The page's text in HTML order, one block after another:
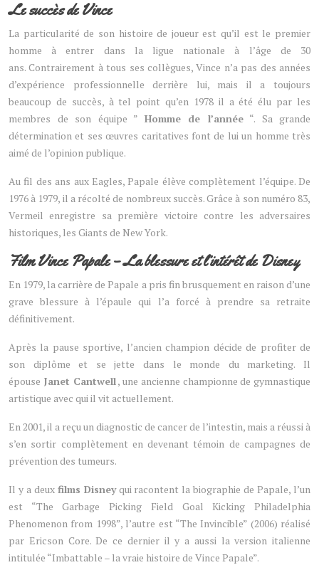
Le succès de Vince
La particularité de son histoire de joueur est qu’il est le premier
homme à entrer dans la ligue nationale à l’âge de 30
ans. Contrairement à tous ses collègues, Vince n’a pas des années
d’expérience professionnelle derrière lui, mais il a toujours
beaucoup de succès, à tel point qu’en 1978 il a été élu par les
membres de son équipe ” Homme de l’année“. Sa grande
détermination et ses œuvres caritatives font de lui un homme très
aimé de l’opinion publique.
Au fil des ans aux Eagles, Papale élève complètement l’équipe. De
1976 à 1979, il a récolté de nombreux succès. Grâce à son numéro 83,
Vermeil enregistre sa première victoire contre les adversaires
historiques, les Giants de New York.
Film Vince Papale – La blessure et l’intérêt de Disney
En 1979, la carrière de Papale a pris fin brusquement en raison d’une
grave blessure à l’épaule qui l’a forcé à prendre sa retraite
définitivement.
Après la pause sportive, l’ancien champion décide de profiter de
son diplôme et se jette dans le monde du marketing. Il
épouse Janet Cantwell, une ancienne championne de gymnastique
artistique avec qui il vit actuellement.
En 2001, il a reçu un diagnostic de cancer de l’intestin, mais a réussi à
s’en sortir complètement en devenant témoin de campagnes de
prévention des tumeurs.
Il y a deux films Disneyqui racontent la biographie de Papale, l’un
est “The Garbage Picking Field Goal Kicking Philadelphia
Phenomenon from 1998”, l’autre est “The Invincible” (2006) réalisé
par Ericson Core. De ce dernier il y a aussi la version italienne
intitulée “Imbattable – la vraie histoire de Vince Papale”.